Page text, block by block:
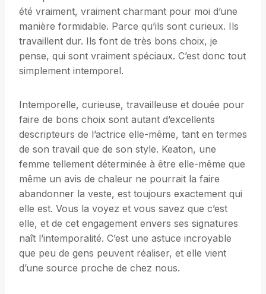
été vraiment, vraiment charmant pour moi d’une
manière formidable. Parce qu’ils sont curieux. Ils
travaillent dur. Ils font de très bons choix, je
pense, qui sont vraiment spéciaux. C’est donc tout
simplement intemporel.
Intemporelle, curieuse, travailleuse et douée pour
faire de bons choix sont autant d’excellents
descripteurs de l’actrice elle-même, tant en termes
de son travail que de son style. Keaton, une
femme tellement déterminée à être elle-même que
même un avis de chaleur ne pourrait la faire
abandonner la veste, est toujours exactement qui
elle est. Vous la voyez et vous savez que c’est
elle, et de cet engagement envers ses signatures
naît l’intemporalité. C’est une astuce incroyable
que peu de gens peuvent réaliser, et elle vient
d’une source proche de chez nous.